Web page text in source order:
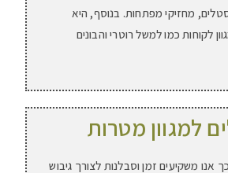
מחזיקי מפתחות. בנוסף, היא
לקוחות כמו למשל רוטרי והבונים
למגוון מטרות
אנו משקיעים זמן וסבלנות לצורך גיבוש